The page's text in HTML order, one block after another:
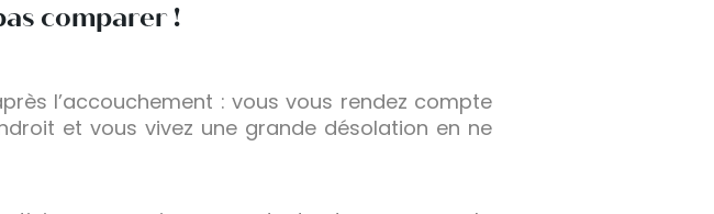
comparer !
l’accouchement : vous vous rendez compte
et vous vivez une grande désolation en ne